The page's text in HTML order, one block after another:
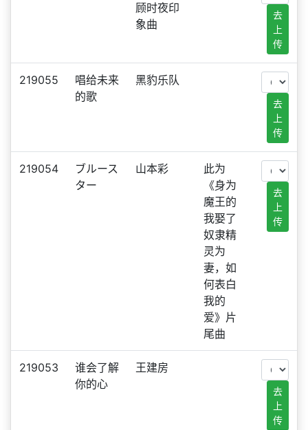
顾时夜印
象曲
去
上
传
219055
唱给未来
的歌
黑豹乐队
去
上
传
219054
ブルース
ター
山本彩
此为
《身为
魔王的
我娶了
奴隶精
灵为
妻，如
何表白
我的
爱》片
尾曲
去
上
传
219053
谁会了解
你的心
王建房
去
上
传